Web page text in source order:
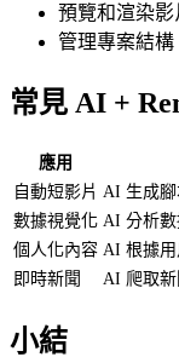
預覽和渲染影
管理專案結構
常見 AI +
應用
自動短影片 AI 生成
數據視覺化 AI 分析
個人化內容 AI 根據
即時新聞
AI 爬取
小結